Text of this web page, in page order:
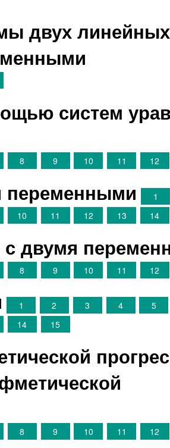
двух линейных
систем
8 9 10 11 12
переменными 1
10 11 12 13 14
с двумя
8 9 10 11 12
1 2 3 4 5
14 15
8 9 10 11 12